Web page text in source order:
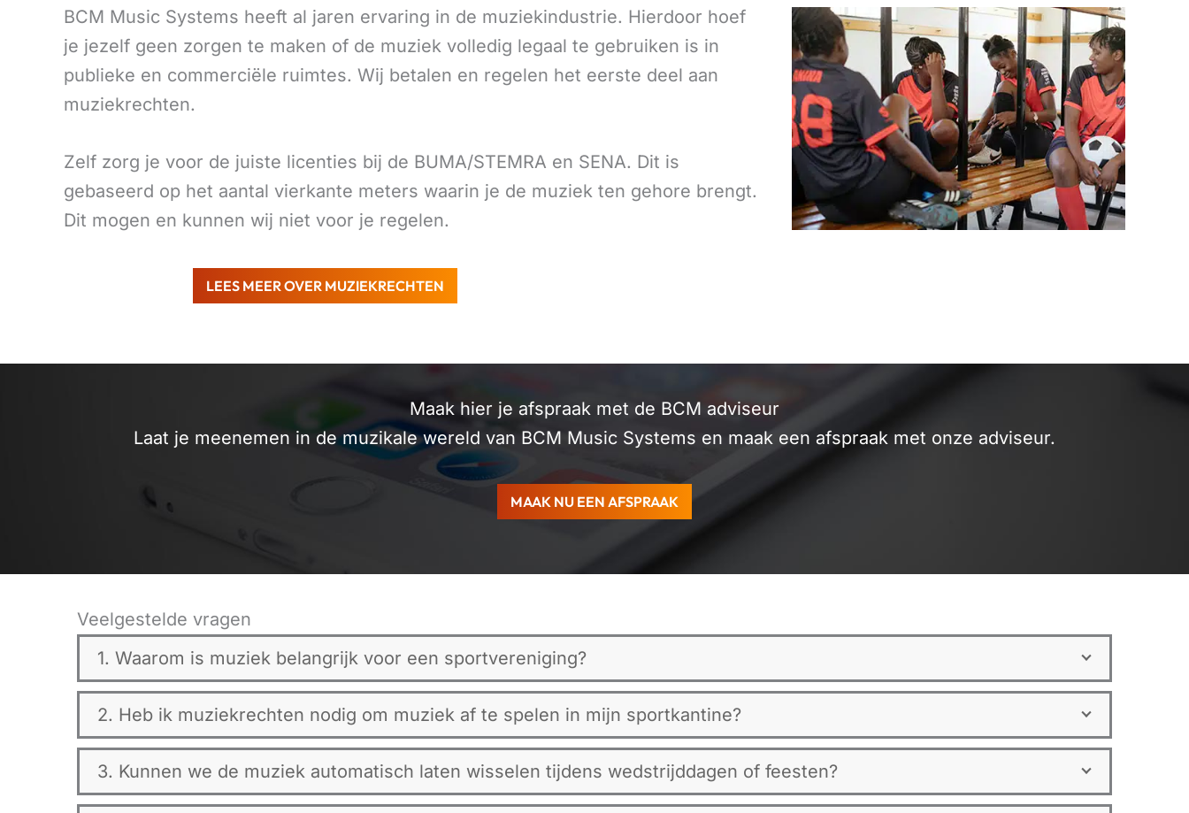
BCM Music Systems heeft al jaren ervaring in de muziekindustrie. Hierdoor hoef
je jezelf geen zorgen te maken of de muziek volledig legaal te gebruiken is in
publieke en commerciële ruimtes. Wij betalen en regelen het eerste deel aan
muziekrechten.
Zelf zorg je voor de juiste licenties bij de BUMA/STEMRA en SENA. Dit is
gebaseerd op het aantal vierkante meters waarin je de muziek ten gehore brengt.
Dit mogen en kunnen wij niet voor je regelen.
LEES MEER OVER MUZIEKRECHTEN
Maak hier je afspraak met de BCM adviseur
Laat je meenemen in de muzikale wereld van BCM Music Systems en maak een afspraak met onze adviseur.
MAAK NU EEN AFSPRAAK
Veelgestelde vragen
1. Waarom is muziek belangrijk voor een sportvereniging?
2. Heb ik muziekrechten nodig om muziek af te spelen in mijn sportkantine?
3. Kunnen we de muziek automatisch laten wisselen tijdens wedstrijddagen of feesten?